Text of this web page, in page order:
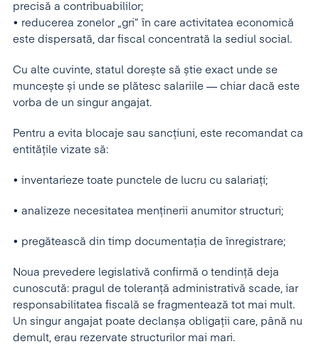
precisă a contribuabililor;
• reducerea zonelor „gri” în care activitatea economică
este dispersată, dar fiscal concentrată la sediul social.
Cu alte cuvinte, statul dorește să știe exact unde se
muncește și unde se plătesc salariile — chiar dacă este
vorba de un singur angajat.
Pentru a evita blocaje sau sancțiuni, este recomandat ca
entitățile vizate să:
• inventarieze toate punctele de lucru cu salariați;
• analizeze necesitatea menținerii anumitor structuri;
• pregătească din timp documentația de înregistrare;
Noua prevedere legislativă confirmă o tendință deja
cunoscută: pragul de toleranță administrativă scade, iar
responsabilitatea fiscală se fragmentează tot mai mult.
Un singur angajat poate declanșa obligații care, până nu
demult, erau rezervate structurilor mai mari.